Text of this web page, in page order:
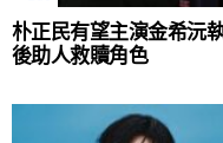
朴正民有望主演金希沅
後助人救贖角色